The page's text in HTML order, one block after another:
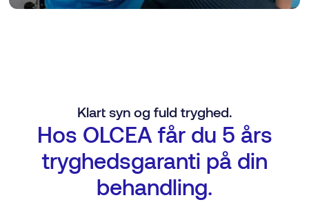
Klart syn og fuld tryghed.
Hos OLCEA får du 5 års
tryghedsgaranti på din
behandling.